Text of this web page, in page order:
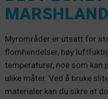
Myrområder er utsatt for
flomhendelser, høy
temperaturer, noe som kan
ulike måter. Ved å bruke
materialer kan du sikre at